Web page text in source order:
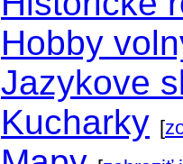
Hobby
Jazykove
Kucharky [